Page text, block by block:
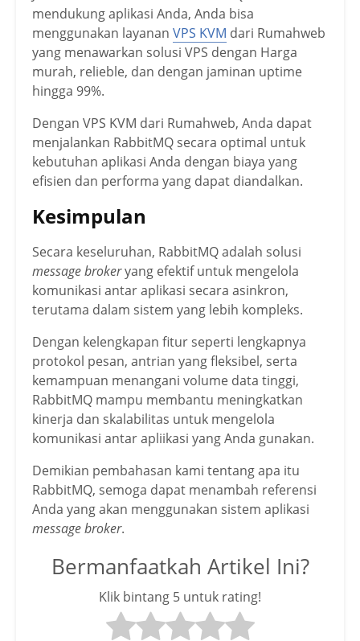
mendukung aplikasi Anda, Anda bisa
menggunakan layanan VPS KVM dari Rumahweb
yang menawarkan solusi VPS dengan Harga
murah, relieble, dan dengan jaminan uptime
hingga 99%.
Dengan VPS KVM dari Rumahweb, Anda dapat
menjalankan RabbitMQ secara optimal untuk
kebutuhan aplikasi Anda dengan biaya yang
efisien dan performa yang dapat diandalkan.
Kesimpulan
Secara keseluruhan, RabbitMQ adalah solusi
message brokeryang efektif untuk mengelola
komunikasi antar aplikasi secara asinkron,
terutama dalam sistem yang lebih kompleks.
Dengan kelengkapan fitur seperti lengkapnya
protokol pesan, antrian yang fleksibel, serta
kemampuan menangani volume data tinggi,
RabbitMQ mampu membantu meningkatkan
kinerja dan skalabilitas untuk mengelola
komunikasi antar apliikasi yang Anda gunakan.
Demikian pembahasan kami tentang apa itu
RabbitMQ, semoga dapat menambah referensi
Anda yang akan menggunakan sistem aplikasi
message broker.
Bermanfaatkah Artikel Ini?
Klik bintang 5 untuk rating!